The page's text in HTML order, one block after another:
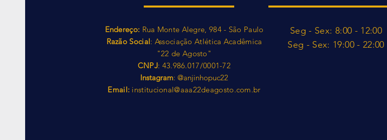
Endereço: Rua Monte Alegre, 984 - São Paulo
Razão Social: Associação Atlética Acadêmica
"22 de Agosto"
CNPJ: 43.986.017/0001-72
Instagram: @anjinhopuc22
Email: institucional@aaa22deagosto.com.br
Seg - Sex: 8:00 - 12:00
​​Seg - Sex: 19:00 - 22:00